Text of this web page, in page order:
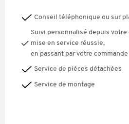
Conseil téléphonique ou sur
Suivi personnalisé depuis votre
mise en service réussie,
en passant par votre commande
Service de pièces détachées
Service de montage